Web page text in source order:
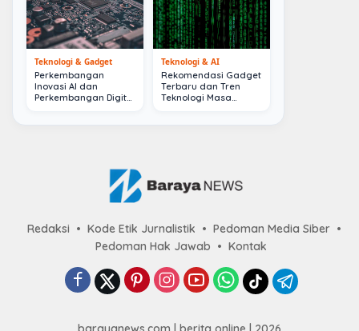
Teknologi & Gadget
Perkembangan
Inovasi AI dan
Perkembangan Digital
Teknologi & AI
Rekomendasi Gadget
Terbaru dan Tren
Teknologi Masa
Redaksi Kode Etik Jurnalistik
Pedoman Media Siber
Pedoman Hak Jawab
Kontak